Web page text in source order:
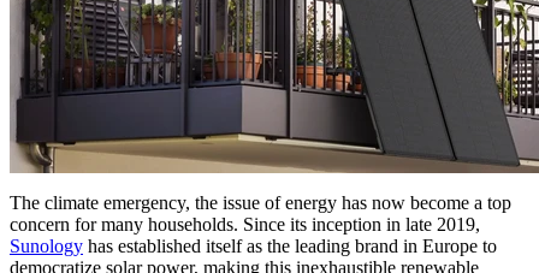
The climate emergency, the issue of energy has now become a top
concern for many households. Since its inception in late 2019,
Sunology has established itself as the leading brand in Europe to
democratize solar power, making this inexhaustible renewable